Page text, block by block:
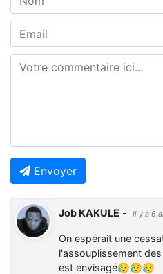
Envoyer
Job KAKULE - Il y a 6
On espérait une
l'assouplissement
est envisagé😥😥😥